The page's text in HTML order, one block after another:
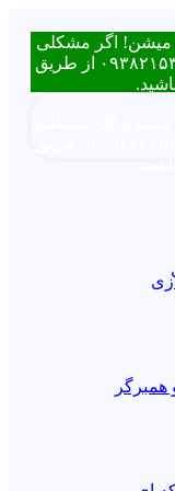
میشن! اگر مشکلی
در ثبت سفارش داشتین، میتونین با ۰۹۳۸۲۱۵۳۴۷۸ از طریق
میشن! اگر مشکلی